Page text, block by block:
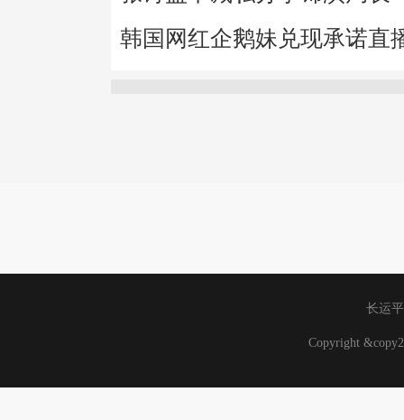
韩国网红企鹅妹兑现承诺直
长运
Copyright